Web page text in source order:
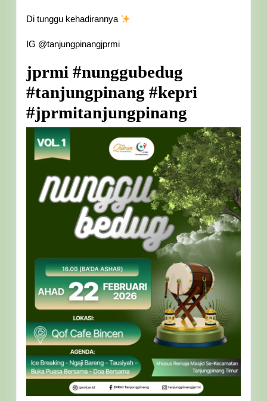
Di tunggu kehadirannya
IG @tanjungpinangjprmi
jprmi #nunggubedug
#tanjungpinang #kepri
#jprmitanjungpinang